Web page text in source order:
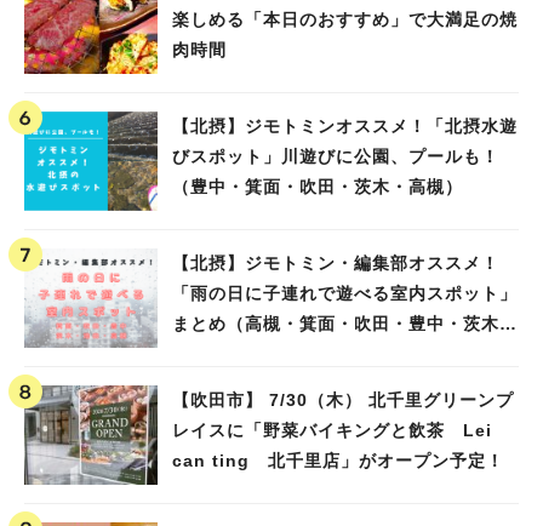
楽しめる「本日のおすすめ」で大満足の焼
肉時間
【北摂】ジモトミンオススメ！「北摂水遊
びスポット」川遊びに公園、プールも！
（豊中・箕面・吹田・茨木・高槻）
【北摂】ジモトミン・編集部オススメ！
「雨の日に子連れで遊べる室内スポット」
まとめ（高槻・箕面・吹田・豊中・茨木・
【吹田市】 7/30（木） 北千里グリーンプ
レイスに「野菜バイキングと飲茶 Lei
can ting 北千里店」がオープン予定！